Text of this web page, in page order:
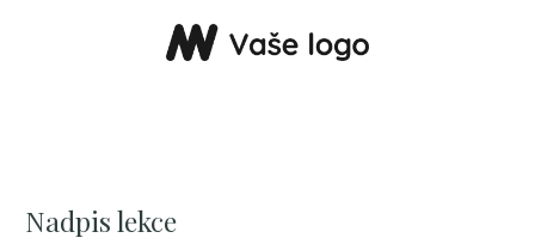
Nadpis lekce